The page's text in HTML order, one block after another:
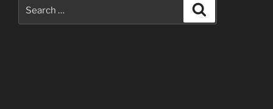
for: